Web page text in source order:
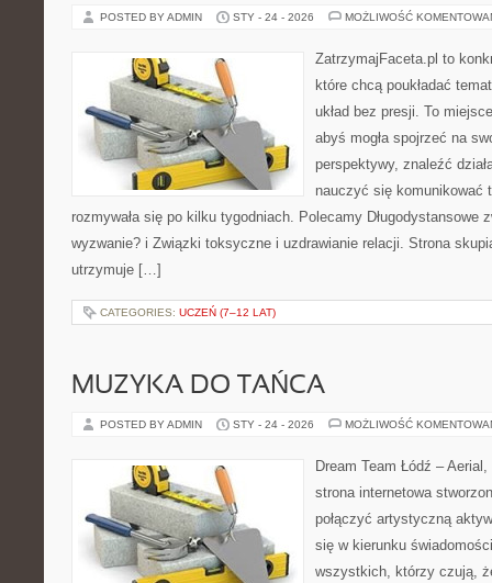
POSTED BY ADMIN STY - 24 - 2026 MOŻLIWOŚĆ
ZatrzymajFaceta.pl to
które chcą poukładać
układ bez presji. To
abyś mogła spojrzeć na
perspektywy, znaleźć
nauczyć się komunikować
rozmywała się po kilku tygodniach. Polecamy Długodystansowe
wyzwanie? i Związki toksyczne i uzdrawianie relacji. Strona
utrzymuje […]
CATEGORIES: UCZEŃ (7–12 LAT)
MUZYKA DO TAŃCA
POSTED BY ADMIN STY - 24 - 2026 MOŻLIWOŚĆ
Dream Team Łódź –
strona internetowa
połączyć artystyczną
się w kierunku
wszystkich, którzy czują,